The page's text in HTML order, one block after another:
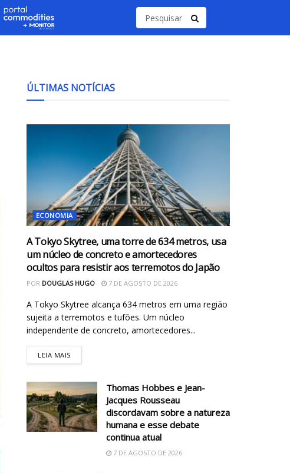
ÚLTIMAS NOTÍCIAS
ECONOMIA
A Tokyo Skytree, uma torre de 634 metros, usa
um núcleo de concreto e amortecedores
ocultos para resistir aos terremotos do Japão
POR DOUGLAS HUGO 7 DE AGOSTO DE 2026
A Tokyo Skytree alcança 634 metros em uma região
sujeita a terremotos e tufões. Um núcleo
independente de concreto, amortecedores...
LEIA MAIS
Thomas Hobbes e Jean-
Jacques Rousseau
discordavam sobre a natureza
humana e esse debate
continua atual
7 DE AGOSTO DE 2026